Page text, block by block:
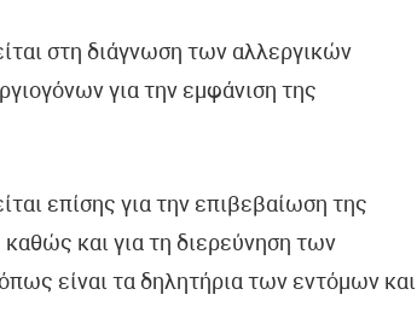
στη διάγνωση των αλλεργικών
για την εμφάνιση της
επίσης για την επιβεβαίωση της
και για τη διερεύνηση των
είναι τα δηλητήρια των εντόμων και